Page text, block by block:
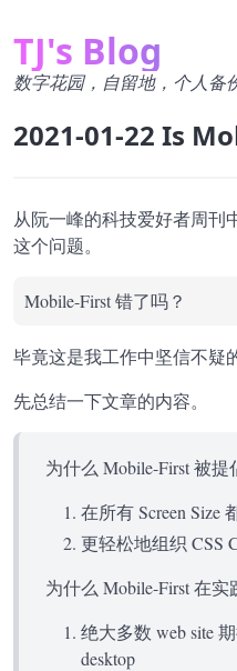
TJ's Blog
数字花园，自留地，个人备
2021-01-22 Is
从阮一峰的科技爱好者周刊
这个问题。
Mobile-First 错了吗？
毕竟这是我工作中坚信不疑
先总结一下文章的内容。
为什么 Mobile-First 被提
在所有 Screen Size
更轻松地组织 CSS
为什么 Mobile-First 在实
绝大多数 web site
desktop